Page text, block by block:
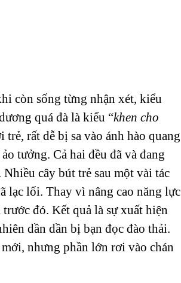
còn sống từng nhận xét, kiểu
quá đà là kiểu “khen cho
rất dễ bị sa vào ánh hào quang
tưởng. Cả hai đều đã và đang
cây bút trẻ sau một vài tác
lạc lối. Thay vì nâng cao năng lực
đó. Kết quả là sự xuất hiện
dần dần bị bạn đọc đào thải.
nhưng phần lớn rơi vào chán